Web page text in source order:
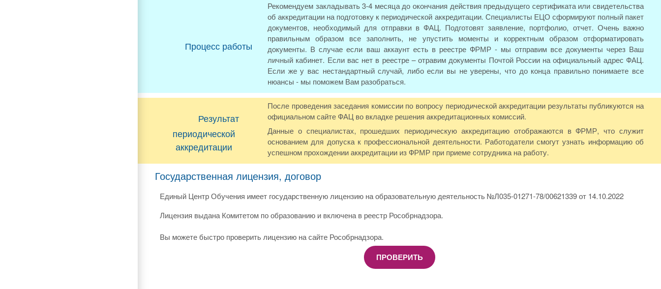
Процесс работы
Рекомендуем закладывать 3-4 месяца до окончания действия предыдущего сертификата или свидетельства
об аккредитации на подготовку к периодической аккредитации. Специалисты ЕЦО сформируют полный пакет
документов, необходимый для отправки в ФАЦ. Подготовят заявление, портфолио, отчет. Очень важно
правильным образом все заполнить, не упустить моменты и корректным образом отформатировать
документы. В случае если ваш аккаунт есть в реестре ФРМР - мы отправим все документы через Ваш
личный кабинет. Если вас нет в реестре – отравим документы Почтой России на официальный адрес ФАЦ.
Если же у вас нестандартный случай, либо если вы не уверены, что до конца правильно понимаете все
нюансы - мы поможем Вам разобраться.
Результат
периодической
аккредитации
После проведения заседания комиссии по вопросу периодической аккредитации результаты публикуются на
официальном сайте ФАЦ во вкладке решения аккредитационных комиссий.
Данные о специалистах, прошедших периодическую аккредитацию отображаются в ФРМР, что служит
основанием для допуска к профессиональной деятельности. Работодатели смогут узнать информацию об
успешном прохождении аккредитации из ФРМР при приеме сотрудника на работу.
Государственная лицензия, договор
Единый Центр Обучения имеет государственную лицензию на образовательную деятельность №Л035-01271-78/00621339 от 14.10.2022
Лицензия выдана Комитетом по образованию и включена в реестр Рособрнадзора.
Вы можете быстро проверить лицензию на сайте Рособрнадзора.
ПРОВЕРИТЬ